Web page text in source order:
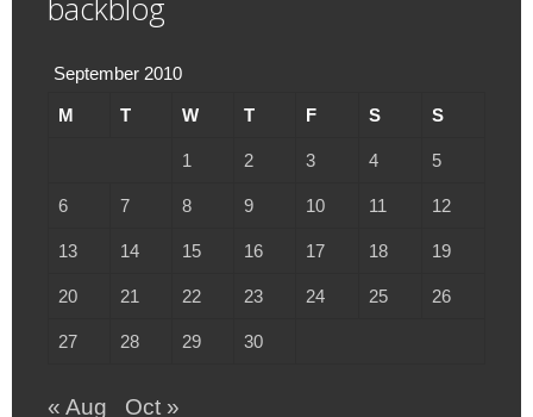
backblog
September 2010
M T W T F S S
1 2 3 4 5
6 7 8 9 10 11 12
13 14 15 16 17 18 19
20 21 22 23 24 25 26
27 28 29 30
« Aug Oct »